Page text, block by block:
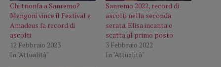
Chi trionfa a Sanremo?
Mengoni vince il Festival e
Amadeus fa record di
ascolti
12 Febbraio 2023
In "Attualità"
Sanremo 2022, record di
ascolti nella seconda
serata. Elisa incanta e
scatta al primo posto
3 Febbraio 2022
In "Attualità"